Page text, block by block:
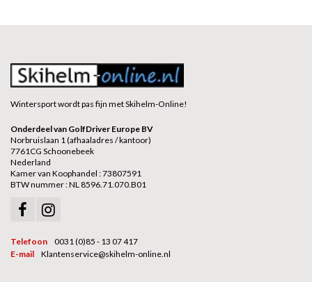
Wintersport wordt pas fijn met Skihelm-Online!
Onderdeel van GolfDriver Europe BV
Norbruislaan 1 (afhaaladres / kantoor)
7761CG Schoonebeek
Nederland
Kamer van Koophandel : 73807591
BTW nummer : NL 8596.71.070.B01
Telefoon
0031 (0)85 - 13 07 417
E-mail
Klantenservice@skihelm-online.nl